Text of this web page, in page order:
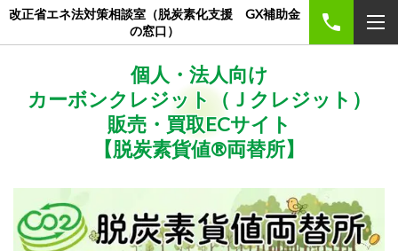
改正省エネ法対策相談室（脱炭素化支援 GX補助金
の窓口）
個人・法人向け
カーボンクレジット（Ｊクレジット）
販売・買取ECサイト
【脱炭素貨値®両替所】